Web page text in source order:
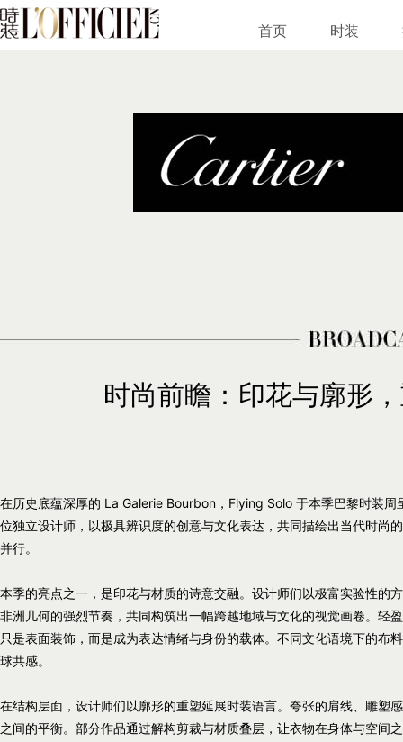
首页 时装
时尚前瞻：印花与廓形
在历史底蕴深厚的 La Galerie Bourbon，Flying Solo 于本季巴黎时装
位独立设计师，以极具辨识度的创意与文化表达，共同描绘出当代时
并行。
本季的亮点之一，是印花与材质的诗意交融。设计师们以极富实验性的
非洲几何的强烈节奏，共同构筑出一幅跨越地域与文化的视觉画卷。轻
只是表面装饰，而是成为表达情绪与身份的载体。不同文化语境下的布
球共感。
在结构层面，设计师们以廓形的重塑延展时装语言。夸张的肩线、雕塑
之间的平衡。部分作品通过解构剪裁与材质叠层，让衣物在身体与空间